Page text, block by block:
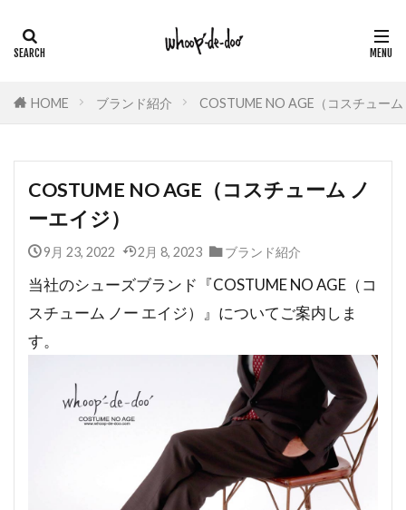
HOME ブランド紹介 COSTUME NO AGE（コスチュー
COSTUME NO AGE（コスチューム ノ
ーエイジ）
9月 23, 2022 2月 8, 2023 ブランド紹介
当社のシューズブランド『COSTUME NO AGE（コ
スチューム ノー エイジ）』についてご案内しま
す。